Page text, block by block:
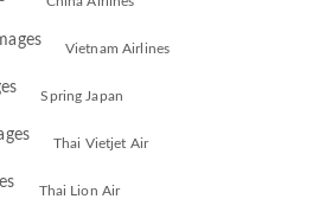
Vietnam Airlines
Spring Japan
Thai Vietjet Air
Thai Lion Air